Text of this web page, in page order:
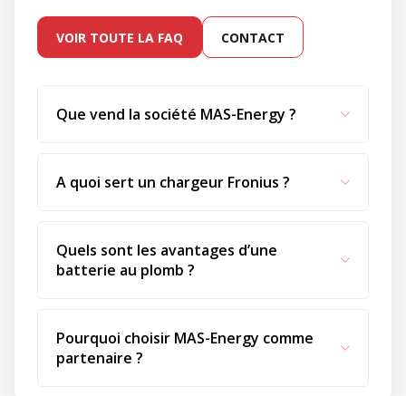
VOIR TOUTE LA FAQ CONTACT
Que vend la société MAS-Energy ?
A quoi sert un chargeur Fronius ?
Quels sont les avantages d’une
batterie au plomb ?
Pourquoi choisir MAS-Energy comme
partenaire ?